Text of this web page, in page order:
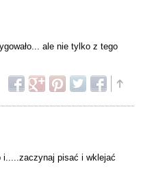
ale nie tylko z tego
i.....zaczynaj pisać i wklejać